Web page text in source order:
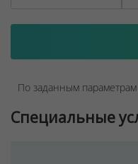
По заданным
Специальные